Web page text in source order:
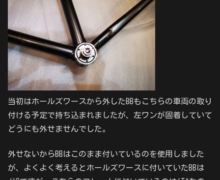
当初はホールズワースから外したBBもこちらの車両の取り
付ける予定で持ち込まれましたが、左ワンが固着していて
どうにも外せませんでした。
外せないからBBはこのまま付いているのを使用しました
が、よくよく考えるとホールズワースに付いていたBBは